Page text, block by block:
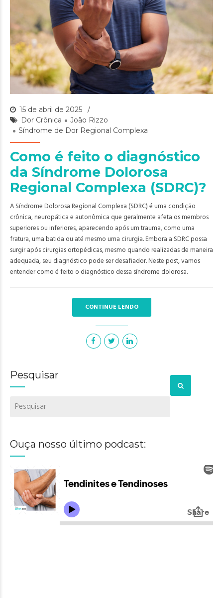
15 de abril de 2025
Dor Crônica
João Rizzo
Síndrome de Dor Regional Complexa
Como é feito o diagnóstico
da Síndrome Dolorosa
Regional Complexa (SDRC)?
A Síndrome Dolorosa Regional Complexa (SDRC) é uma condição
crônica, neuropática e autonômica que geralmente afeta os membros
superiores ou inferiores, aparecendo após um trauma, como uma
fratura, uma batida ou até mesmo uma cirurgia. Embora a SDRC possa
surgir após cirurgias ortopédicas, mesmo quando realizadas de maneira
adequada, seu diagnóstico pode ser desafiador. Neste post, vamos
entender como é feito o diagnóstico dessa síndrome dolorosa.
CONTINUE LENDO
Pesquisar
Ouça nosso último podcast: